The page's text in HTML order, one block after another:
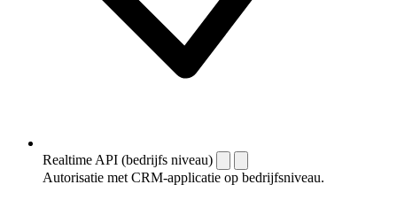
Realtime API (bedrijfs niveau)
Autorisatie met CRM-applicatie op bedrijfsniveau.